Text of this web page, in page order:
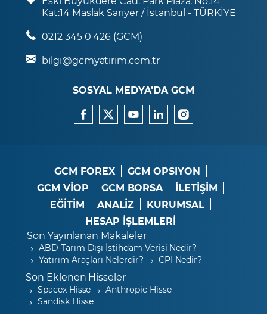
Kat:14 Maslak Sarıyer / İstanbul - TÜRKİYE
0212 345 0 426 (GCM)
bilgi@gcmyatirim.com.tr
SOSYAL MEDYA’DA GCM
GCM FOREX
GCM OPSIYON
GCM VİOP
GCM BORSA
İLETİŞİM
EĞİTİM
ANALİZ
KURUMSAL
HESAP İŞLEMLERİ
Son Yayınlanan Makaleler
ABD Tarım Dışı İstihdam Verisi Nedir?
Yatırım Araçları Nelerdir?
CPI Nedir?
Son Eklenen Hisseler
Spacex Hisse
Anthropic Hisse
Sandisk Hisse